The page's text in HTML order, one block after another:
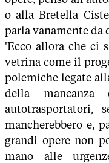
o alla Bretella
parla vanamente da
'Ecco allora che ci
vetrina come il
polemiche legate
della
autotrasportatori,
mancherebbero e,
grandi opere non
mano alle